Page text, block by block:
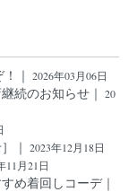
｜ 2026年03月06日
続のお知らせ｜ 20
｜ 2023年12月18日
11月21日
め着回しコーデ｜